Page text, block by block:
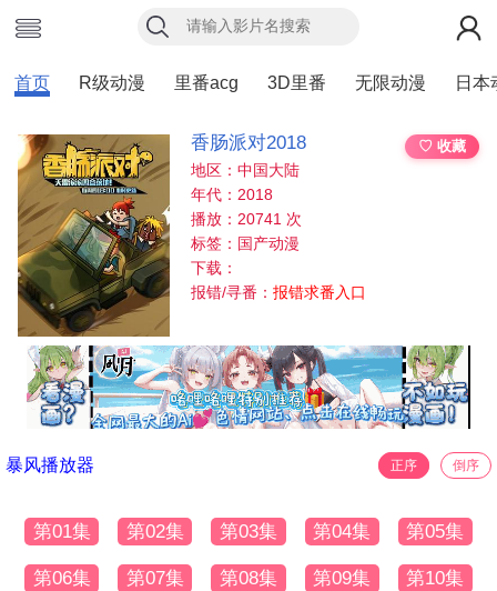
首页 R级动漫 里番acg 3D里番 无限动漫 日本
香肠派对2018
♡ 收藏
地区：中国大陆
年代：2018
播放：20741 次
标签：国产动漫
下载：
报错/寻番：报错求番入口
暴风播放器 正序 倒序
第01集 第02集 第03集 第04集 第05集
第06集 第07集 第08集 第09集 第10集